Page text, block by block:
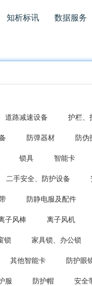
知析标讯 数据服务
道路减速设备 护栏、
防弹器材 防伪
锁具 智能卡
二手安全、防护设备
防静电服及配件
子风棒 离子风机
锁 家具锁、办公锁
其他智能卡 防护眼
服 防护帽 安全